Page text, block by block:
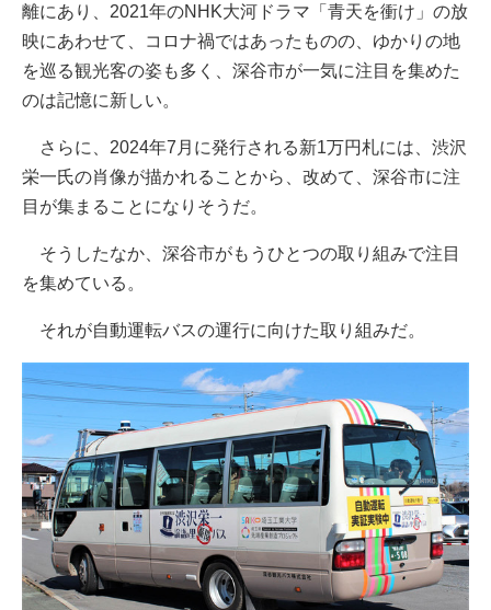
離にあり、2021年のNHK大河ドラマ「青天を衝け」の放
映にあわせて、コロナ禍ではあったものの、ゆかりの地
を巡る観光客の姿も多く、深谷市が一気に注目を集めた
のは記憶に新しい。
さらに、2024年7月に発行される新1万円札には、渋沢
栄一氏の肖像が描かれることから、改めて、深谷市に注
目が集まることになりそうだ。
そうしたなか、深谷市がもうひとつの取り組みで注目
を集めている。
それが自動運転バスの運行に向けた取り組みだ。